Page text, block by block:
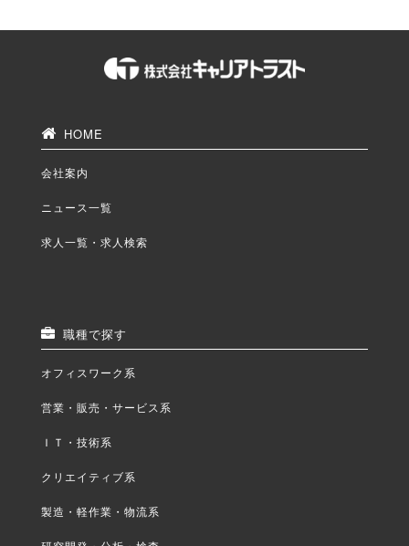
HOME
会社案内
ニュース一覧
求人一覧・求人検索
職種で探す
オフィスワーク系
営業・販売・サービス系
ＩＴ・技術系
クリエイティブ系
製造・軽作業・物流系